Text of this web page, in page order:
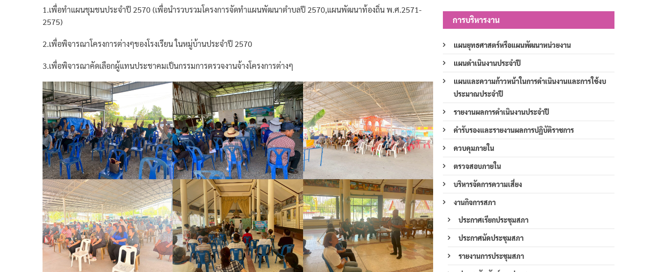
1.เพื่อทำแผนชุมชนประจำปี 2570 (เพื่อนำรวบรวมโครงการจัดทำแผนพัฒนาตำบลปี 2570,แผนพัฒนาท้องถิ่น พ.ศ.2571-
2575)
2.เพื่อพิจารณาโครงการต่างๆของโรงเรียน ในหมู่บ้านประจำปี 2570
3.เพื่อพิจารณาคัดเลือกผู้แทนประชาคมเป็นกรรมการตรวจงานจ้างโครงการต่างๆ
การบริหารงาน
แผนยุทธศาสตร์หรือแผนพัฒนาหน่วยงาน
แผนดำเนินงานประจำปี
แผนและความก้าวหน้าในการดำเนินงานและการใช้งบ
ประมาณประจำปี
รายงานผลการดำเนินงานประจำปี
คำรับรองและรายงานผลการปฏิบัติราชการ
ควบคุมภายใน
ตรวจสอบภายใน
บริหารจัดการความเสี่ยง
งานกิจการสภา
ประกาศเรียกประชุมสภา
ประกาศนัดประชุมสภา
รายงานการประชุมสภา